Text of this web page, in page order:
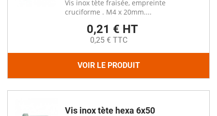
Vis inox tète fraisée, empreinte
cruciforme . M4 x 20mm....
0,21 € HT
0,25 € TTC
VOIR LE PRODUIT
Vis inox tète hexa 6x50